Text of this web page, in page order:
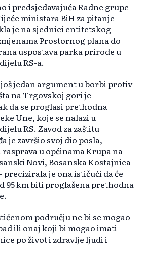
i predsjedavajuća Radne grupe
ministara BiH za pitanje
je na sjednici entitetskog
Prostornog plana do
uspostava parka prirode u
RS-a.
jedan argument u borbi protiv
na Trgovskoj gori je
da se proglasi prethodna
Une, koje se nalazi u
RS. Zavod za zaštitu
je završio svoj dio posla,
rasprava u općinama Krupa na
Novi, Bosanska Kostajnica
precizirala je ona ističući da će
95 km biti proglašena prethodna
području ne bi se mogao
ili onaj koji bi mogao imati
po život i zdravlje ljudi i